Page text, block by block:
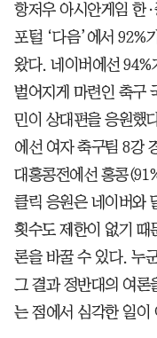
항저우 아시안게임 한
포털 ‘다음’에서 92%
왔다. 네이버에선 94%
벌어지게 마련인 축구
민이 상대편을 응원했
에선 여자 축구팀 8강
대홍콩전에선 홍콩
클릭 응원은 네이버와
횟수도 제한이 없기 때
론을 바꿀 수 있다. 누
그 결과 정반대의 여론
는 점에서 심각한 일이